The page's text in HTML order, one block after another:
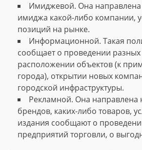
Имиджевой. Она
имиджа какой-либо компании,
позиций на рынке.
Информационной. Такая
сообщает о проведении
расположении объектов (к
города), открытии новых
городской инфраструктуры.
Рекламной. Она
брендов, каких-либо товаров,
издания сообщают о
предприятий торговли, о